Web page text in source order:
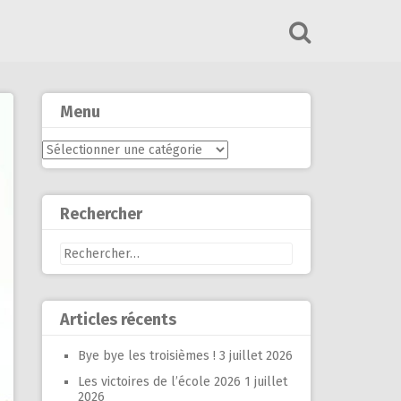
Menu
Menu
Rechercher
Rechercher :
Articles récents
Bye bye les troisièmes ! 3 juillet 2026
Les victoires de l’école 2026 1 juillet
2026